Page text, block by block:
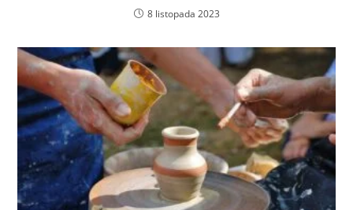
8 listopada 2023